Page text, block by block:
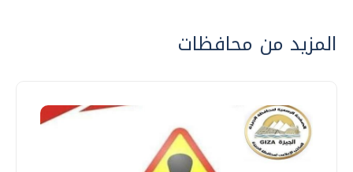
المزيد من محافظات